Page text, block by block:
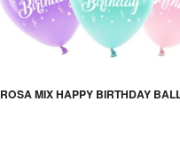
ROSA MIX HAPPY BIRTHDAY